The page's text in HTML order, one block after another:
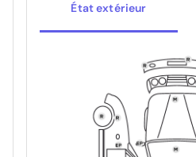
État extérieur